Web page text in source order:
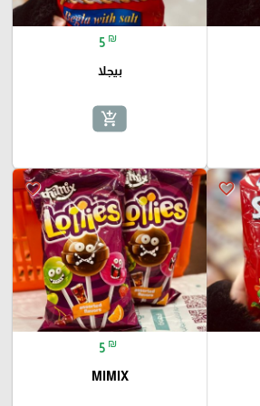
5 ₪
بيجلا
add_shopping_cart
favorite_border
favorite_border
5 ₪
MIMIX